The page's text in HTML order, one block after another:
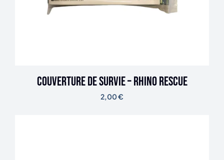
Couverture de survie – Rhino Rescue
2,00€